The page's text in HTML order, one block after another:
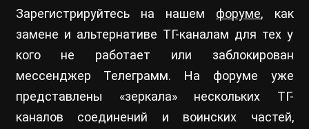
Зарегистрируйтесь на нашем форуме, как
замене и альтернативе ТГ-каналам для тех у
кого не работает или заблокирован
мессенджер Телеграмм. На форуме уже
представлены «зеркала» нескольких ТГ-
каналов соединений и воинских частей,